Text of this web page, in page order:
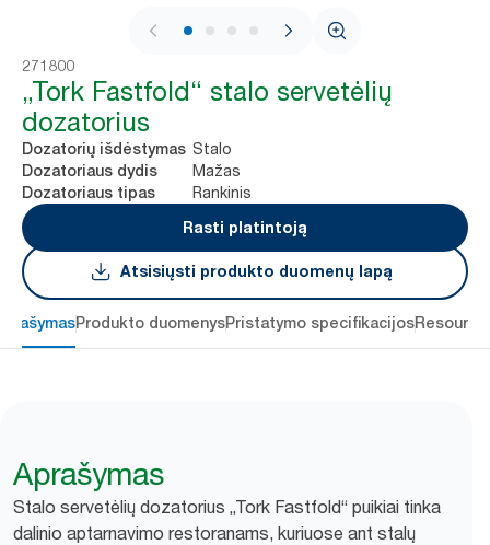
1 / 4
271800
„Tork Fastfold“ stalo servetėlių
dozatorius
Dozatorių išdėstymas Stalo
Dozatoriaus dydis Mažas
Dozatoriaus tipas
Rankinis
Rasti platintoją
Atsisiųsti produkto duomenų lapą
Produkto duomenysPristatymo specifikacijos
Aprašymas
Stalo servetėlių dozatorius „Tork Fastfold“ puikiai tinka
dalinio aptarnavimo restoranams, kuriuose ant stalų